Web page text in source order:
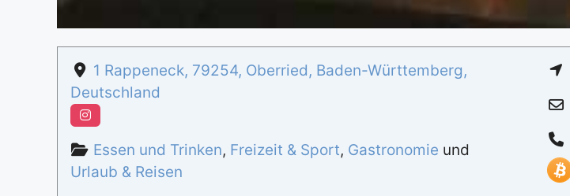
1 Rappeneck, 79254, Oberried, Baden-Württemberg,
Deutschland
Essen und Trinken, Freizeit & Sport, Gastronomie und
Urlaub & Reisen